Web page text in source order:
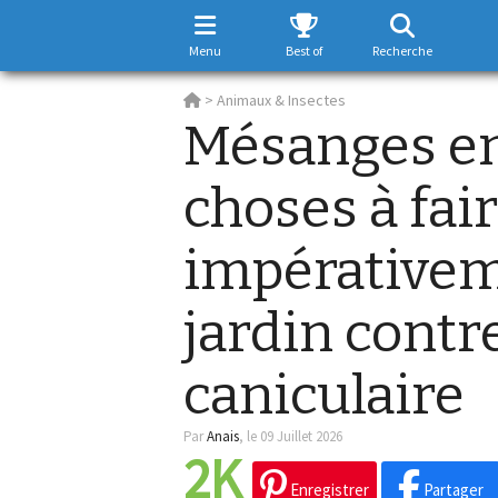
Menu Best of Recherche
> Animaux & Insectes
Mésanges
choses à
jardin
caniculaire
ParAnais, le 09 Juillet 2026
2K Enregistrer Partager